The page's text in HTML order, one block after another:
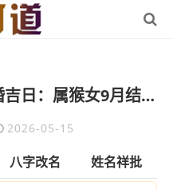
不得了:农历9月属猴结婚吉日：属猴女9月结婚吉日
2026-05-15
八字改名 姓名祥批